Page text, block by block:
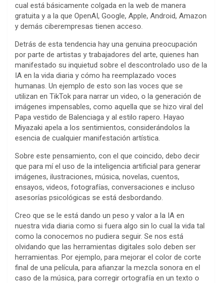
cual está básicamente colgada en la web de manera
gratuita y a la que OpenAI, Google, Apple, Android, Amazon
y demás ciberempresas tienen acceso.
Detrás de esta tendencia hay una genuina preocupación
por parte de artistas y trabajadores del arte, quienes han
manifestado su inquietud sobre el descontrolado uso de la
IA en la vida diaria y cómo ha reemplazado voces
humanas. Un ejemplo de esto son las voces que se
utilizan en TikTok para narrar un video, o la generación de
imágenes impensables, como aquella que se hizo viral del
Papa vestido de Balenciaga y al estilo rapero. Hayao
Miyazaki apela a los sentimientos, considerándolos la
esencia de cualquier manifestación artística.
Sobre este pensamiento, con el que coincido, debo decir
que para mí el uso de la inteligencia artificial para generar
imágenes, ilustraciones, música, novelas, cuentos,
ensayos, videos, fotografías, conversaciones e incluso
asesorías psicológicas se está desbordando.
Creo que se le está dando un peso y valor a la IA en
nuestra vida diaria como si fuera algo sin lo cual la vida tal
como la conocemos no pudiera seguir. Se nos está
olvidando que las herramientas digitales solo deben ser
herramientas. Por ejemplo, para mejorar el color de corte
final de una película, para afianzar la mezcla sonora en el
caso de la música, para corregir ortografía en un texto o